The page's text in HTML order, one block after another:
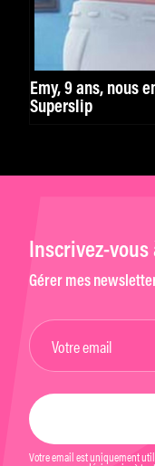
Emy, 9 ans, nous
Superslip
Inscrivez-
Gérer mes
Votre email est uniquement